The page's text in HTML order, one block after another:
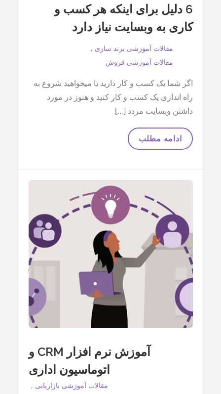
افزار
CRM
6 دلیل برای اینکه هر کسب و
کاری به وبسایت نیاز دارد
مقالات آموزشی برند سازی
مقالات آموزشی فروش
اگر شما یک کسب و کار دارید یا میخواهید شروع به
راه اندازی یک کسب و کار کنید و هنوز در مورد
داشتن وبسایت مردد […]
6
هر
کسب
وبسایت
نیاز
دارد
ادامه مطلب
آموزش نرم افزار CRM و
اتوماسیون اداری
مقالات آموزشی بازاریابی